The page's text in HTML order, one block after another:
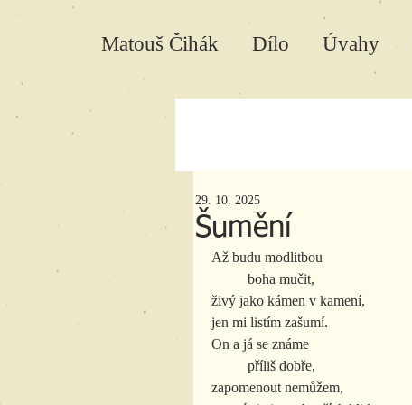
Matouš Čihák Dílo Úvahy
Šumění
29. 10. 2025
Až budu modlitbou
	boha mučit,
živý jako kámen v kamení,
jen mi listím zašumí.
On a já se známe
	příliš dobře,
zapomenout nemůžem,